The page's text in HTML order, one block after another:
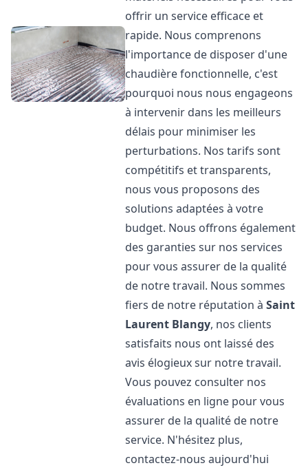
offrir un service efficace et
rapide. Nous comprenons
l'importance de disposer d'une
chaudière fonctionnelle, c'est
pourquoi nous nous engageons
à intervenir dans les meilleurs
délais pour minimiser les
perturbations. Nos tarifs sont
compétitifs et transparents,
nous vous proposons des
solutions adaptées à votre
budget. Nous offrons également
des garanties sur nos services
pour vous assurer de la qualité
de notre travail. Nous sommes
fiers de notre réputation àSaint
Laurent Blangy, nos clients
satisfaits nous ont laissé des
avis élogieux sur notre travail.
Vous pouvez consulter nos
évaluations en ligne pour vous
assurer de la qualité de notre
service. N'hésitez plus,
contactez-nous aujourd'hui